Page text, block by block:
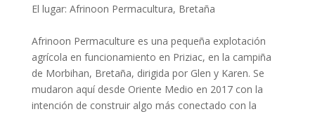
El lugar: Afrinoon Permacultura, Bretaña
Afrinoon Permaculture es una pequeña explotación
agrícola en funcionamiento en Priziac, en la campiña
de Morbihan, Bretaña, dirigida por Glen y Karen. Se
mudaron aquí desde Oriente Medio en 2017 con la
intención de construir algo más conectado con la